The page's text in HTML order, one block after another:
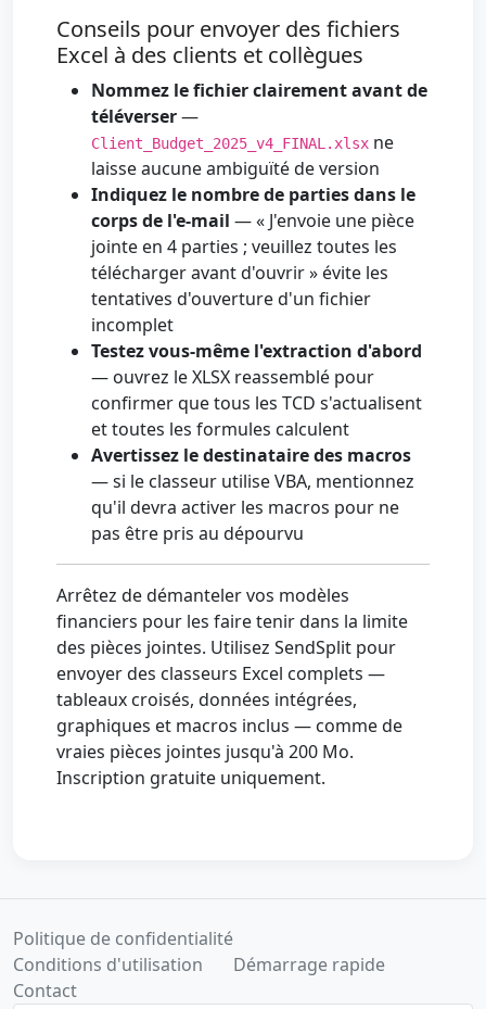
Conseils pour envoyer des fichiers
Excel à des clients et collègues
Nommez le fichier clairement avant de
téléverser—
Client_Budget_2025_v4_FINAL.xlsx ne
laisse aucune ambiguïté de version
Indiquez le nombre de parties dans le
corps de l'e-mail — « J'envoie une pièce
jointe en 4 parties ; veuillez toutes les
télécharger avant d'ouvrir » évite les
tentatives d'ouverture d'un fichier
incomplet
Testez vous-même l'extraction d'abord
— ouvrez le XLSX reassemblé pour
confirmer que tous les TCD s'actualisent
et toutes les formules calculent
Avertissez le destinataire des macros
— si le classeur utilise VBA, mentionnez
qu'il devra activer les macros pour ne
pas être pris au dépourvu
Arrêtez de démanteler vos modèles
financiers pour les faire tenir dans la limite
des pièces jointes. Utilisez SendSplit pour
envoyer des classeurs Excel complets —
tableaux croisés, données intégrées,
graphiques et macros inclus — comme de
vraies pièces jointes jusqu'à 200 Mo.
Inscription gratuite uniquement.
Politique de confidentialité
Conditions d'utilisation
Démarrage rapide
Contact